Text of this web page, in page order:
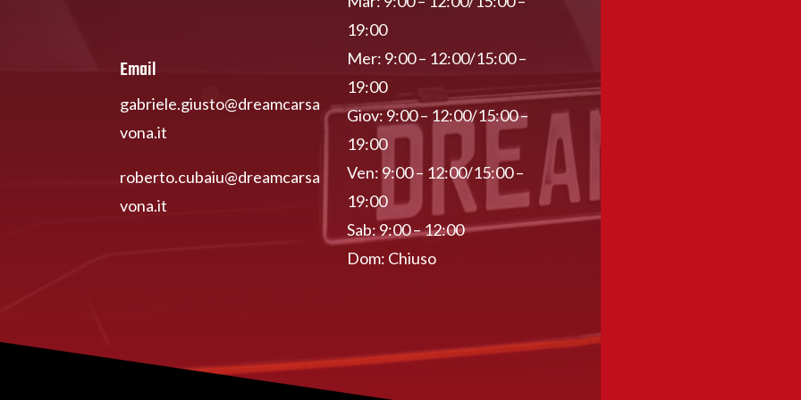
Email
gabriele.giusto@dreamcarsa
vona.it
roberto.cubaiu@dreamcarsa
vona.it
19:00
Mer: 9:00 – 12:00/15:00 –
19:00
Giov: 9:00 – 12:00/15:00 –
19:00
Ven: 9:00 – 12:00/15:00 –
19:00
Sab: 9:00 – 12:00
Dom: Chiuso